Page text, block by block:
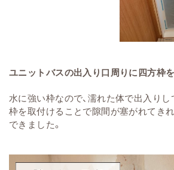
ユニットバスの出入り口周りに四方枠
水に強い枠なので、濡れた体で出入りし
枠を取付けることで隙間が塞がれてき
できました。